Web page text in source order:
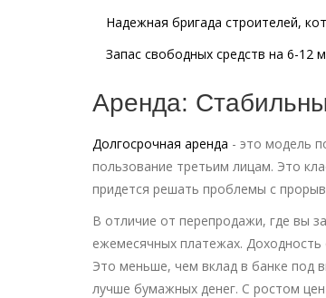
Надежная бригада строителей,
Запас свободных средств на 6-12
Аренда:
Долгосрочная аренда - это модель
пользование третьим лицам. Это
придется решать проблемы с
В отличие от перепродажи, где вы
ежемесячных платежах.
Это меньше, чем вклад в банке под
лучше бумажных денег. С ростом